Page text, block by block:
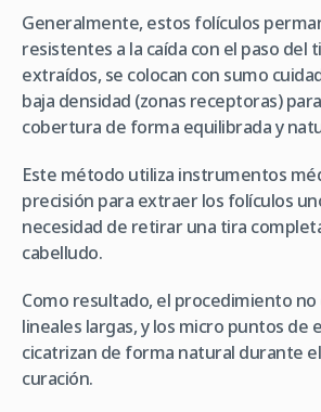
Generalmente, estos folículos
resistentes a la caída con el paso del
extraídos, se colocan con sumo
baja densidad (zonas receptoras)
cobertura de forma equilibrada y
Este método utiliza instrumentos
precisión para extraer los folículos
necesidad de retirar una tira
cabelludo.
Como resultado, el procedimiento no
lineales largas, y los micro puntos de
cicatrizan de forma natural durante
curación.